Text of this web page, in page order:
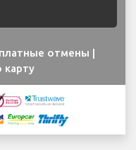
отмены |
карту